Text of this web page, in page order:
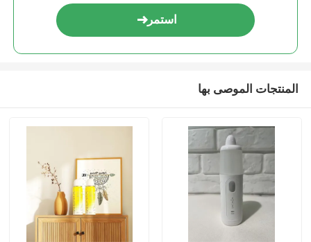
استمر
المنتجات الموصى بها